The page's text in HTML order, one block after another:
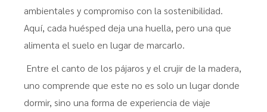
ambientales y compromiso con la sostenibilidad.
Aquí, cada huésped deja una huella, pero una que
alimenta el suelo en lugar de marcarlo.
Entre el canto de los pájaros y el crujir de la madera,
uno comprende que este no es solo un lugar donde
dormir, sino una forma de experiencia de viaje